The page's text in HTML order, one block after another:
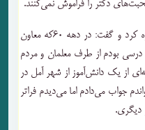
دکتر را فراموش نمی‌کنند.
کرد و گفت: در دهه ۶۰که معاون
بودم از طرف معلمان و مردم
از یک دانش‌آموز از شهر آمل در
جواب می‌دادم اما می‌دیدم فراتر
دیگری.